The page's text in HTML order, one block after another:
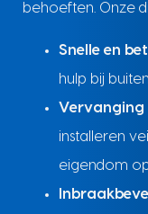
behoeften. Onze
Snelle en
hulp bij
Vervanging
installeren
eigendom